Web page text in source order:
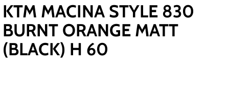
KTM MACINA STYLE 830
BURNT ORANGE MATT
(BLACK) H 60